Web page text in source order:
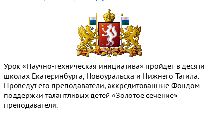
Урок «Научно-техническая инициатива» пройдет в десяти
школах Екатеринбурга, Новоуральска и Нижнего Тагила.
Проведут его преподаватели, аккредитованные Фондом
поддержки талантливых детей «Золотое сечение»
преподаватели.